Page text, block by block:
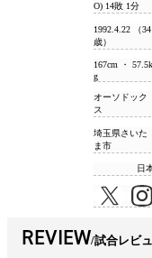
O) 14敗 1分
1992.4.22 （34
歳）
167cm ・ 57.5k
g
オーソドック
ス
埼玉県さいた
ま市
日
REVIEW 試合レビ